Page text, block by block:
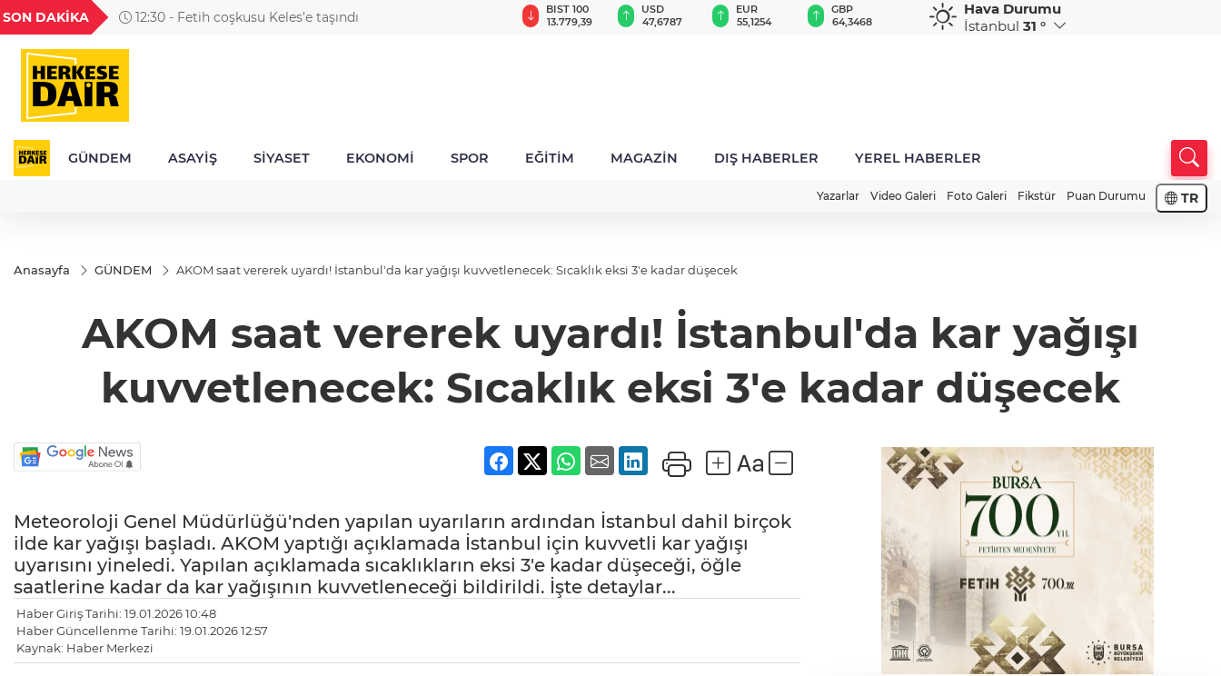
SON DAKİKA 12:30 - Fetih coşkusu Keles’e taşındı
18,2677
TND
16,3788
BGN
27,9743
0,0018
BIST 100
13.779,39
USD
47,6787
EUR
55,1254
GBP
64,3468
CHF
59,0083
CAD
34,1883
Hava Durumu
İstanbul 31 °
GÜNDEM ASAYİŞ SİYASET EKONOMİ SPOR EĞİTİM MAGAZİN DIŞ HABERLER YEREL HABERLER
Yazarlar Video Galeri Foto Galeri Fikstür Puan Durumu TR
Anasayfa GÜNDEM AKOM saat vererek uyardı! İstanbul'da kar yağışı kuvvetlenecek: Sıcaklık eksi 3'e kadar düşecek
AKOM saat vererek uyardı! İstanbul'da kar yağışı
kuvvetlenecek: Sıcaklık eksi 3'e kadar düşecek
Meteoroloji Genel Müdürlüğü'nden yapılan uyarıların ardından İstanbul dahil birçok
ilde kar yağışı başladı. AKOM yaptığı açıklamada İstanbul için kuvvetli kar yağışı
uyarısını yineledi. Yapılan açıklamada sıcaklıkların eksi 3'e kadar düşeceği, öğle
saatlerine kadar da kar yağışının kuvvetleneceği bildirildi. İşte detaylar...
Haber Giriş Tarihi: 19.01.2026 10:48
Haber Güncellenme Tarihi: 19.01.2026 12:57
Kaynak: Haber Merkezi